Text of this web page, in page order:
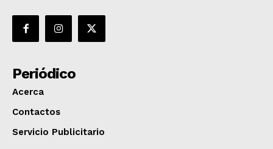
Periódico
Acerca
Contactos
Servicio Publicitario